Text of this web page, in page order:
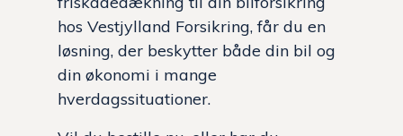
hos Vestjylland Forsikring, får du en
løsning, der beskytter både din bil og
din økonomi i mange
hverdagssituationer.